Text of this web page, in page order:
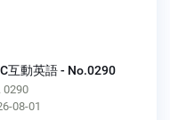
互動英語 - No.0290
0290
08-01